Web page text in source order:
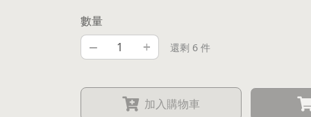
數量
– + 還剩 6 件
加入購物車